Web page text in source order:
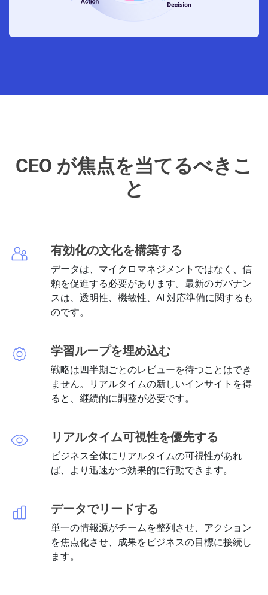
CEO が焦点を当てるべきこ
と
有効化の文化を構築する
データは、マイクロマネジメントではなく、信
頼を促進する必要があります。最新のガバナン
スは、透明性、機敏性、AI 対応準備に関するも
のです。
学習ループを埋め込む
戦略は四半期ごとのレビューを待つことはでき
ません。リアルタイムの新しいインサイトを得
ると、継続的に調整が必要です。
リアルタイム可視性を優先する
ビジネス全体にリアルタイムの可視性があれ
ば、より迅速かつ効果的に行動できます。
データでリードする
単一の情報源がチームを整列させ、アクション
を焦点化させ、成果をビジネスの目標に接続し
ます。